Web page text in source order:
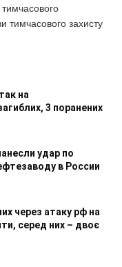
тимчасового захисту
на
3 поранених
удар по
в России
через атаку рф на
серед них – двоє